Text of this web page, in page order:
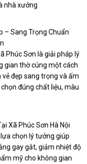
nhà xưởng
– Sang Trọng Chuẩn
Phúc Sơn là giải pháp lý
gian thờ cúng một cách
đẹp sang trọng và ấm
đúng chất liệu, màu
Xã Phúc Sơn Hà Nội
chọn lý tưởng giúp
gay gắt, giảm nhiệt độ
mỹ cho không gian